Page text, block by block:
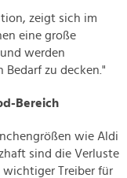
zeigt sich im
eine große
werden
zu decken."
Bereich
wie Aldi
sind die Verluste
wichtiger Treiber für